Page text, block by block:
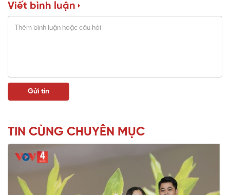
Viết bình luận
TIN CÙNG CHUYÊN MỤC